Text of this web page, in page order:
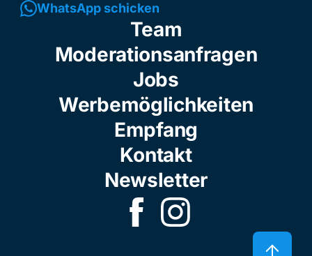
WhatsApp schicken
Team
Moderationsanfragen
Jobs
Werbemöglichkeiten
Empfang
Kontakt
Newsletter